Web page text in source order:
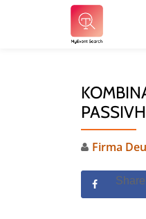
Firma
Share